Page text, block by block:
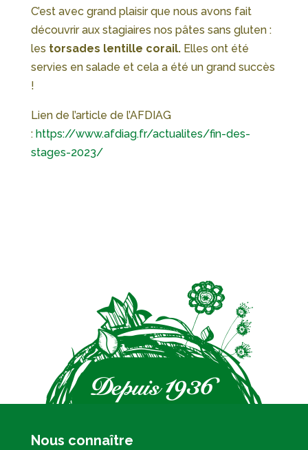
C’est avec grand plaisir que nous avons fait
découvrir aux stagiaires nos pâtes sans gluten :
les torsades lentille corail.Elles ont été
servies en salade et cela a été un grand succès
!
Lien de l’article de l’AFDIAG
: https://www.afdiag.fr/actualites/fin-des-
stages-2023/
Nous connaître